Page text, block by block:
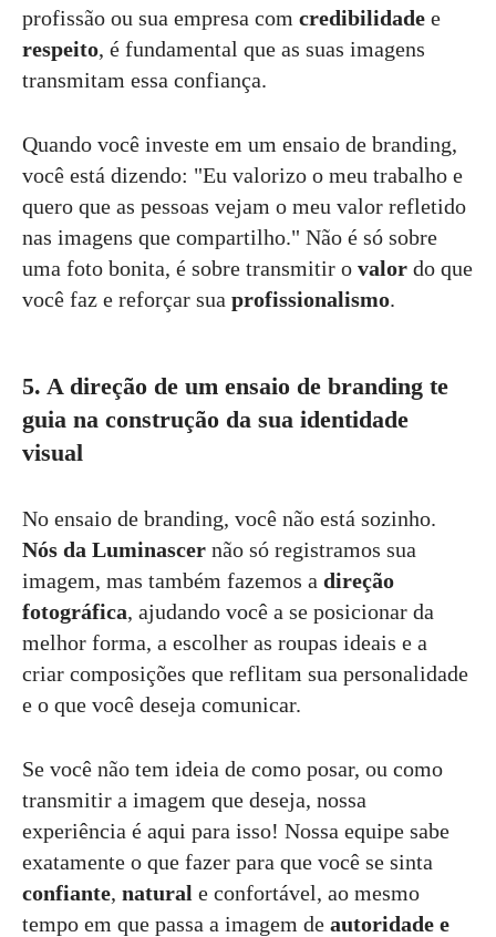
profissão ou sua empresa com credibilidade e
respeito, é fundamental que as suas imagens
transmitam essa confiança.
Quando você investe em um ensaio de branding,
você está dizendo: "Eu valorizo o meu trabalho e
quero que as pessoas vejam o meu valor refletido
nas imagens que compartilho." Não é só sobre
uma foto bonita, é sobre transmitir o valor do que
você faz e reforçar sua profissionalismo.
5. A direção de um ensaio de branding te
guia na construção da sua identidade
visual
No ensaio de branding, você não está sozinho.
Nós da Luminascer não só registramos sua
imagem, mas também fazemos a direção
fotográfica, ajudando você a se posicionar da
melhor forma, a escolher as roupas ideais e a
criar composições que reflitam sua personalidade
e o que você deseja comunicar.
Se você não tem ideia de como posar, ou como
transmitir a imagem que deseja, nossa
experiência é aqui para isso! Nossa equipe sabe
exatamente o que fazer para que você se sinta
confiante, natural e confortável, ao mesmo
tempo em que passa a imagem de autoridade e